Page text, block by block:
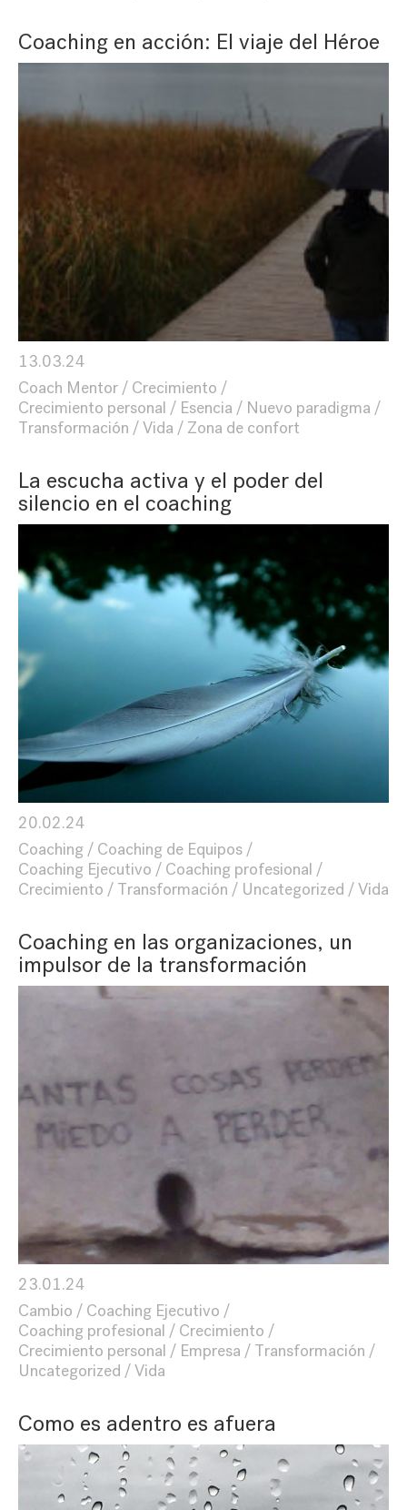
Coaching en acción: El viaje del Héroe
13.03.24
Coach Mentor
Crecimiento
Crecimiento personal
Esencia
Nuevo paradigma
Transformación
Vida Zona de confort
La escucha activa y el poder del
silencio en el coaching
20.02.24
Coaching
Coaching de Equipos
Coaching Ejecutivo
Coaching profesional
Crecimiento
Transformación Uncategorized Vida
Coaching en las organizaciones, un
impulsor de la transformación
23.01.24
Cambio
Coaching Ejecutivo
Coaching profesional
Crecimiento
Crecimiento personal
Empresa
Transformación
Uncategorized
Vida
Como es adentro es afuera